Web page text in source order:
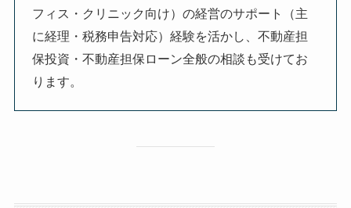
フィス・クリニック向け）の経営のサポート（主
に経理・税務申告対応）経験を活かし、不動産担
保投資・不動産担保ローン全般の相談も受けてお
ります。